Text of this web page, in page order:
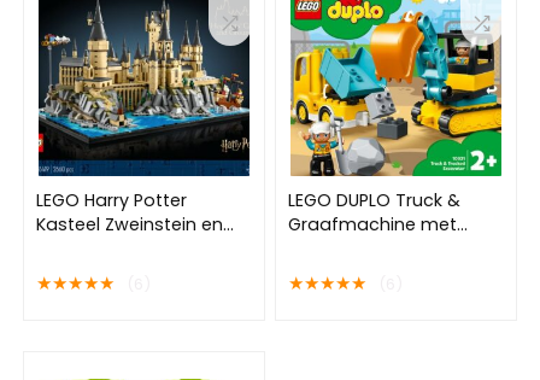
LEGO Harry Potter
Kasteel Zweinstein en
★★★★★
LEGO DUPLO Truck &
Graafmachine met
★★★★★